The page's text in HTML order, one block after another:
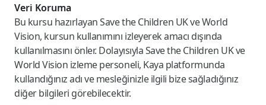
Veri Koruma
Bu kursu hazırlayan Save the Children UK ve World
Vision, kursun kullanımını izleyerek amacı dışında
kullanılmasını önler. Dolayısıyla Save the Children UK ve
World Vision izleme personeli, Kaya platformunda
kullandığınız adı ve mesleğinizle ilgili bize sağladığınız
diğer bilgileri görebilecektir.